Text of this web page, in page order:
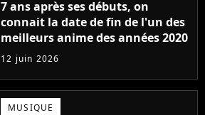
7 ans après ses débuts, on
connait la date de fin de l'un des
meilleurs anime des années 2020
12 juin 2026
MUSIQUE